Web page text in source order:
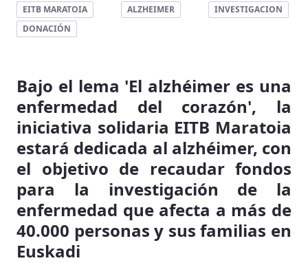
EITB MARATOIA ALZHEIMER
INVESTIGACION
DONACIÓN
Bajo el lema 'El alzhéimer es una
enfermedad del corazón', la
iniciativa solidaria EITB Maratoia
estará dedicada al alzhéimer, con
el objetivo de recaudar fondos
para la investigación de la
enfermedad que afecta a más de
40.000 personas y sus familias en
Euskadi